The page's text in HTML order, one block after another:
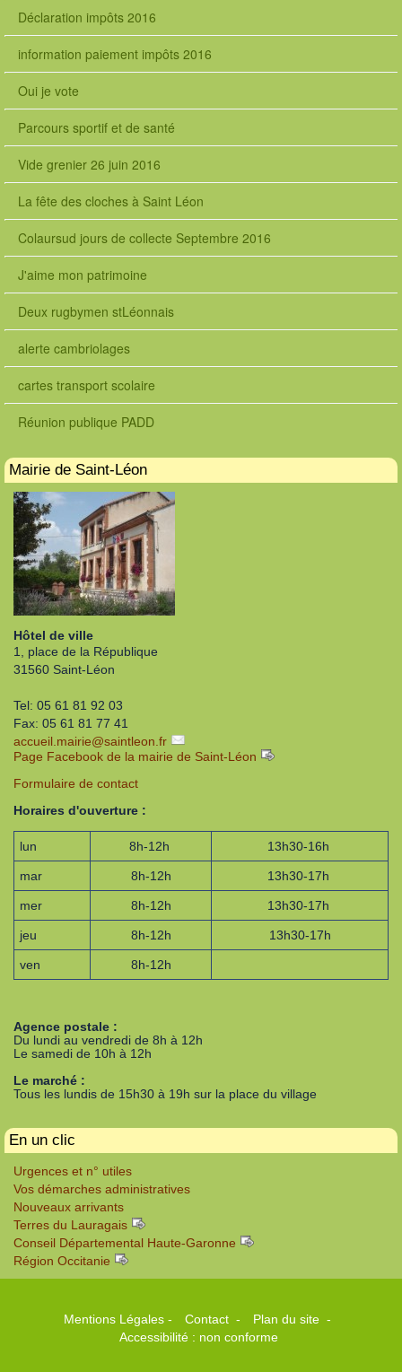
Déclaration impôts 2016
information paiement impôts 2016
Oui je vote
Parcours sportif et de santé
Vide grenier 26 juin 2016
La fête des cloches à Saint Léon
Colaursud jours de collecte Septembre 2016
J'aime mon patrimoine
Deux rugbymen stLéonnais
alerte cambriolages
cartes transport scolaire
Réunion publique PADD
Mairie de Saint-Léon
Hôtel de ville
1, place de la République
31560 Saint-Léon
Tel: 05 61 81 92 03
Fax: 05 61 81 77 41
accueil.mairie@saintleon.fr
Page Facebook de la mairie de Saint-Léon
Formulaire de contact
Horaires d'ouverture :
lun 8h-12h 13h30-16h
mar 8h-12h 13h30-17h
mer 8h-12h 13h30-17h
jeu 8h-12h 13h30-17h
ven 8h-12h
Agence postale :
Du lundi au vendredi de 8h à 12h
Le samedi de 10h à 12h
Le marché :
Tous les lundis de 15h30 à 19h sur la place du village
En un clic
Urgences et n° utiles
Vos démarches administratives
Nouveaux arrivants
Terres du Lauragais
Conseil Départemental Haute-Garonne
Région Occitanie
Mentions Légales- Contact - Plan du site -
Accessibilité : non conforme